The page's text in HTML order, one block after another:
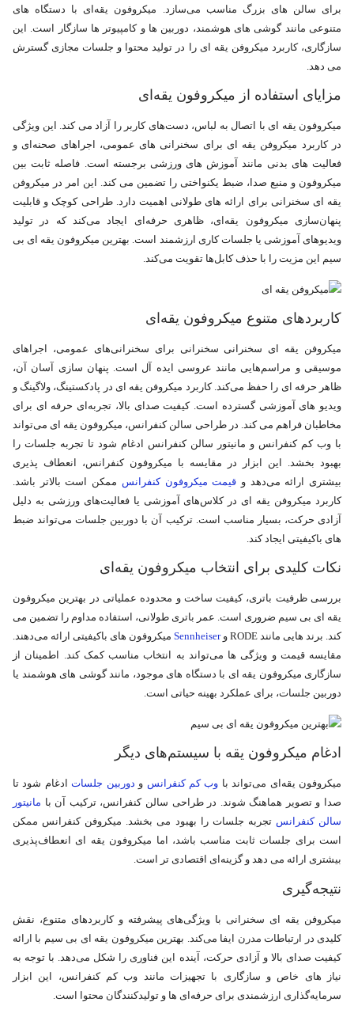
برای سالن‌ های بزرگ مناسب می‌سازد. میکروفون یقه‌ای با دستگاه‌ های
متنوعی مانند گوشی‌ های هوشمند، دوربین‌ ها و کامپیوتر ها سازگار است. این
سازگاری، کاربرد میکروفن یقه ای را در تولید محتوا و جلسات مجازی گسترش
می‌ دهد.
مزایای استفاده از میکروفون یقه‌ای
میکروفون یقه‌ ای با اتصال به لباس، دست‌های کاربر را آزاد می‌ کند. این ویژگی
در کاربرد میکروفن یقه‌ ای برای سخنرانی‌ های عمومی، اجراهای صحنه‌ای و
فعالیت‌ های بدنی مانند آموزش‌ های ورزشی برجسته است. فاصله ثابت بین
میکروفون و منبع صدا، ضبط یکنواختی را تضمین می‌ کند. این امر در میکروفن
یقه ای سخنرانی برای ارائه‌ های طولانی اهمیت دارد. طراحی کوچک و قابلیت
پنهان‌سازی میکروفون یقه‌ای، ظاهری حرفه‌ای ایجاد می‌کند که در تولید
ویدیوهای آموزشی یا جلسات کاری ارزشمند است. بهترین میکروفون یقه ای بی
سیم این مزیت را با حذف کابل‌ها تقویت می‌کند.
کاربردهای متنوع میکروفون یقه‌ای
میکروفن یقه ای سخنرانی سخنرانی برای سخنرانی‌های عمومی، اجراهای
موسیقی و مراسم‌هایی مانند عروسی ایده‌ آل است. پنهان‌ سازی آسان آن،
ظاهر حرفه‌ ای را حفظ می‌کند. کاربرد میکروفن یقه ای در پادکستینگ، ولاگینگ و
ویدیو های آموزشی گسترده است. کیفیت صدای بالا، تجربه‌ای حرفه‌ ای برای
مخاطبان فراهم می‌ کند. در طراحی سالن کنفرانس، میکروفون یقه‌ ای می‌تواند
با وب کم کنفرانس و مانیتور سالن کنفرانس ادغام شود تا تجربه جلسات را
بهبود بخشد. این ابزار در مقایسه با میکروفون کنفرانس، انعطاف‌ پذیری
بیشتری ارائه می‌دهد و قیمت میکروفون کنفرانس ممکن است بالاتر باشد.
کاربرد میکروفن یقه ای در کلاس‌های آموزشی یا فعالیت‌های ورزشی به دلیل
آزادی حرکت، بسیار مناسب است. ترکیب آن با دوربین جلسات می‌تواند ضبط‌
های باکیفیتی ایجاد کند.
نکات کلیدی برای انتخاب میکروفون یقه‌ای
بررسی ظرفیت باتری، کیفیت ساخت و محدوده عملیاتی در بهترین میکروفون
یقه ای بی سیم ضروری است. عمر باتری طولانی، استفاده مداوم را تضمین می‌
کند. برند هایی مانند RODE و
Sennheiser میکروفون‌ های باکیفیتی ارائه می‌دهند.
مقایسه قیمت و ویژگی‌ ها می‌تواند به انتخاب مناسب کمک کند. اطمینان از
سازگاری میکروفون یقه‌ ای با دستگاه‌ های موجود، مانند گوشی‌ های هوشمند یا
دوربین جلسات، برای عملکرد بهینه حیاتی است.
ادغام میکروفون یقه‌ با سیستم‌های دیگر
میکروفون یقه‌ای می‌تواند با وب کم کنفرانس و دوربین جلساتادغام شود تا
صدا و تصویر هماهنگ شوند. در طراحی سالن کنفرانس، ترکیب آن با مانیتور
سالن کنفرانس تجربه جلسات را بهبود می‌ بخشد. میکروفن کنفرانس ممکن
است برای جلسات ثابت مناسب باشد، اما میکروفون یقه‌ ای انعطاف‌پذیری
بیشتری ارائه می‌ دهد و گزینه‌ای اقتصادی‌ تر است.
نتیجه‌گیری
میکروفن یقه ای سخنرانی با ویژگی‌های پیشرفته و کاربردهای متنوع، نقش
کلیدی در ارتباطات مدرن ایفا می‌کند. بهترین میکروفون یقه ای بی سیم با ارائه
کیفیت صدای بالا و آزادی حرکت، آینده این فناوری را شکل می‌دهد. با توجه به
نیاز های خاص و سازگاری با تجهیزات مانند وب کم کنفرانس، این ابزار
سرمایه‌گذاری ارزشمندی برای حرفه‌ای‌ ها و تولیدکنندگان محتوا است.